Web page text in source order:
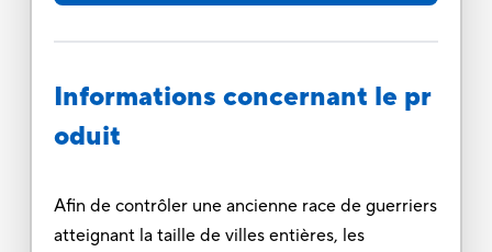
Informations concernant le pr
oduit
Afin de contrôler une ancienne race de guerriers
atteignant la taille de villes entières, les